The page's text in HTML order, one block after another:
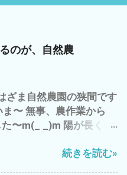
のが、自然農
ざま自然農園の狭間です
〜 無事、農作業から
〜m(_ _)m 陽が長くな
空気は、少し重く お天気
続きを読む»